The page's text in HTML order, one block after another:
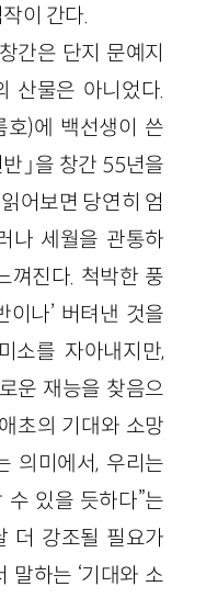
이 간다.
간은 단지 문예지
산물은 아니었다.
)에 백선생이 쓴
반」을 창간 55년을
어보면 당연히 엄
나 세월을 관통하
껴진다. 척박한 풍
이나’ 버텨낸 것을
소를 자아내지만,
운 재능을 찾음으
초의 기대와 소망
의미에서, 우리는
있을 듯하다”는
더 강조될 필요가
말하는 ‘기대와 소